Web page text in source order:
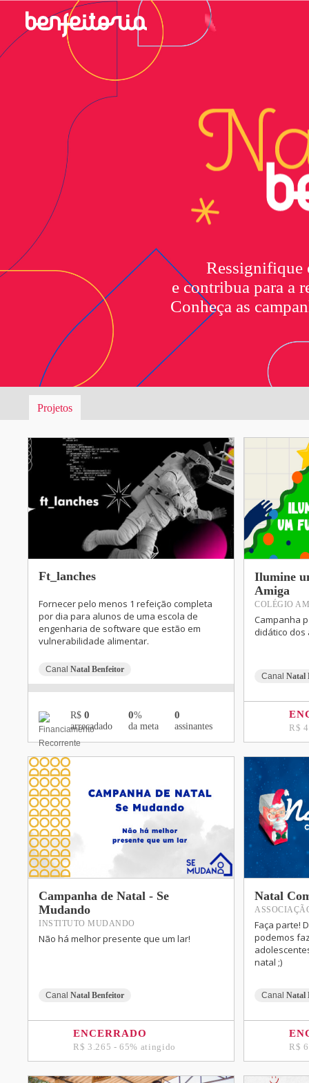
Ressignifique
e contribua para a
Conheça as
Projetos
Ft_lanches
Fornecer pelo menos 1 refeição completa
por dia para alunos de uma escola de
engenharia de software que estão em
vulnerabilidade alimentar.
Canal Natal Benfeitor
R$ 0
arrecadado
0%
da meta
0
assinantes
Ilumine
Amiga
COLÉGIO
Campanha
didático dos
Canal Natal
R$
Campanha de Natal - Se
Mudando
INSTITUTO MUDANDO
Não há melhor presente que um lar!
Canal Natal Benfeitor
ENCERRADO
R$ 3.265 - 65% atingido
Natal
Faça parte!
podemos
natal ;)
Canal Natal
R$